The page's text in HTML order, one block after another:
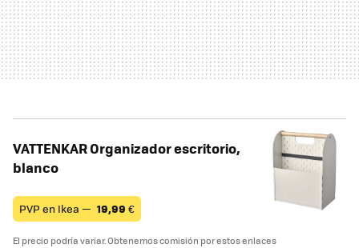
VATTENKAR Organizador escritorio,
blanco
PVP en Ikea — 19,99 €
El precio podría variar. Obtenemos comisión por estos enlaces